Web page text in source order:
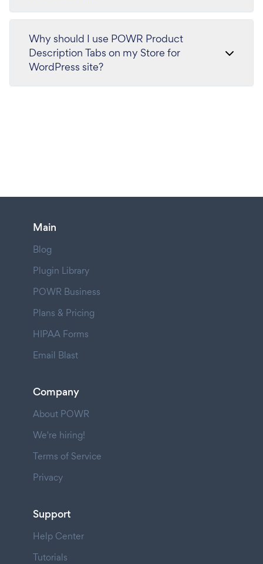
Why should I use POWR Product
Description Tabs on my Store for
WordPress site?
Main
Blog
Plugin Library
POWR Business
Plans & Pricing
HIPAA Forms
Email Blast
Company
About POWR
We're hiring!
Terms of Service
Privacy
Support
Help Center
Tutorials